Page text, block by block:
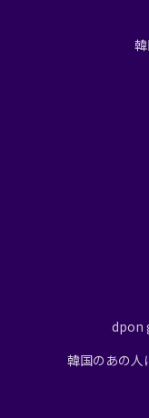
dpon
韓国のあの